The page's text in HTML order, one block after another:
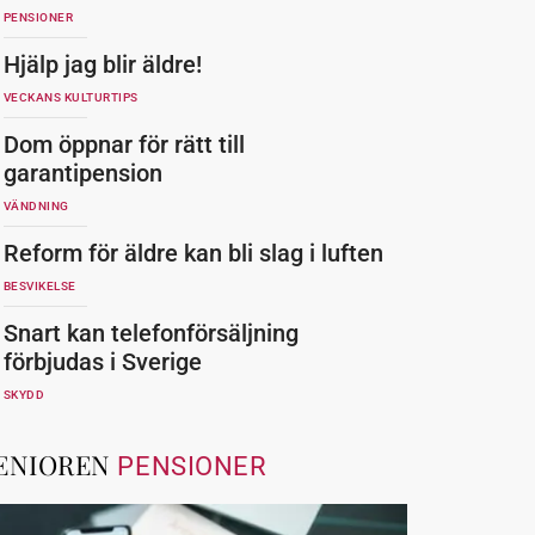
PENSIONER
Hjälp jag blir äldre!
VECKANS KULTURTIPS
Dom öppnar för rätt till
garantipension
VÄNDNING
Reform för äldre kan bli slag i luften
BESVIKELSE
Snart kan telefonförsäljning
förbjudas i Sverige
SKYDD
PENSIONER